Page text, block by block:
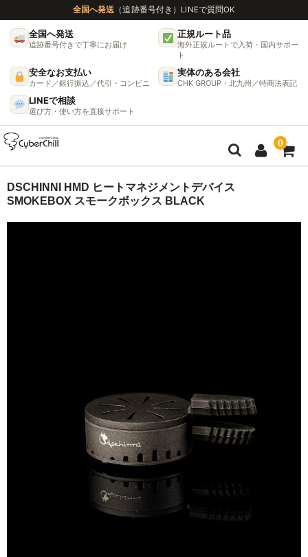
全国へ発送 （追跡番号付き） LINEで質問OK
全国へ発送
追跡番号付きで丁寧にお届け
正規ルート品
海外正規ルートで入荷・国内サポー
ト
安全なお支払い
カード／銀行振込／代引・コンビニ
実体のある会社
CHK GROUP・北九州／特商法表記
LINEで相談
選び方・使い方を直接サポート
0
ガイド
BFG Dani（バッテリー不要ヴェポ）
BFGセット（一式）
BFGステム（本体のみ）
DSCHINNI HMD ヒートマネジメントデバイス
SMOKEBOX スモークボックス BLACK